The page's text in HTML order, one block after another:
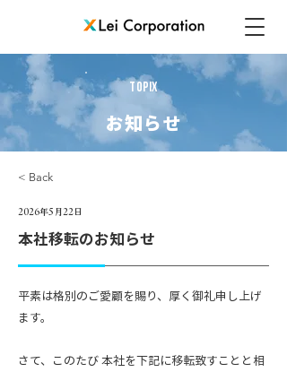
TOPIX
お知らせ
< Back
2026年5月22日
本社移転のお知らせ
平素は格別のご愛顧を賜り、厚く御礼申し上げ
ます。
さて、このたび 本社を下記に移転致すことと相